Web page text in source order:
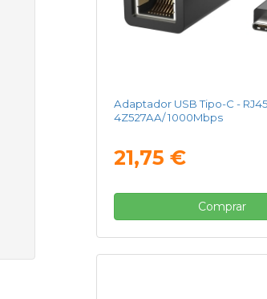
Adaptador USB Tipo-C -
4Z527AA/ 1000Mbps
21,75 €
Comprar